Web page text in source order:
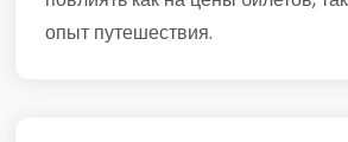
опыт путешествия.